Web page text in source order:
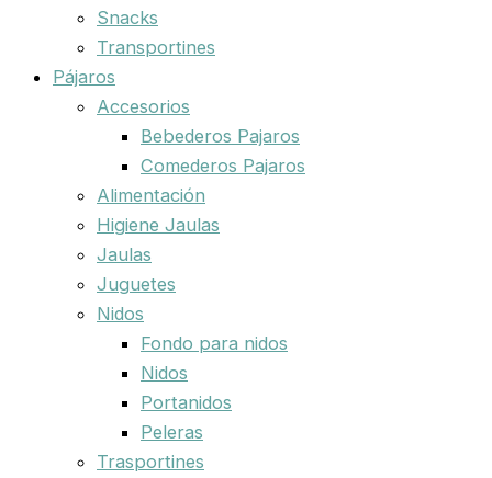
Snacks
Transportines
Pájaros
Accesorios
Bebederos Pajaros
Comederos Pajaros
Alimentación
Higiene Jaulas
Jaulas
Juguetes
Nidos
Fondo para nidos
Nidos
Portanidos
Peleras
Trasportines